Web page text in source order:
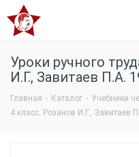
букварь
Уроки ручного
И.Г., Завитаев П.А.
Главная - Каталог - Учебники
4 класс. Розанов И.Г., Завитаев